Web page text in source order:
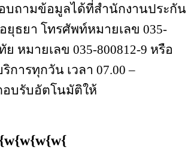
มข้อมูลได้ที่สำนักงานประกัน
ยุธยา โทรศัพท์หมายเลข 035-
หมายเลข 035-800812-9 หรือ
การทุกวัน เวลา 07.00 –
อบรับอัตโนมัติให้
w{w{w{w{